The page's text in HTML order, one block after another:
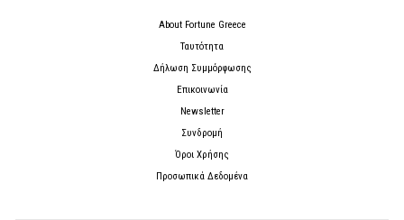
About Fortune Greece
Ταυτότητα
Δήλωση Συμμόρφωσης
Επικοινωνία
Newsletter
Συνδρομή
Όροι Χρήσης
Προσωπικά Δεδομένα